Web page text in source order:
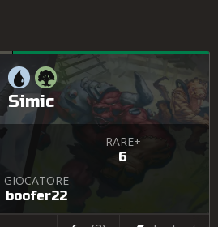
Simic
RARE+
6
GIOCATORE
boofer22